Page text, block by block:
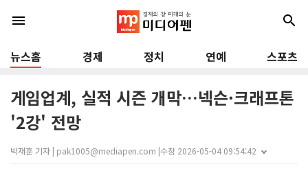
menu search
뉴스홈 경제 정치 연예 스포츠
게임업계, 실적 시즌 개막…넥슨·크래프톤
'2강' 전망
박재훈 기자 | pak1005@mediapen.com |수정 2026-05-04 09:54:42